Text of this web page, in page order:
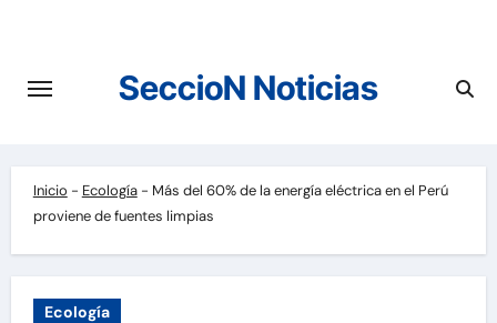
contenido
SeccioN Noticias
Inicio - Ecología- Más del 60% de la energía eléctrica en el Perú
proviene de fuentes limpias
Ecología